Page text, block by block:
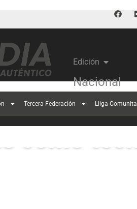
Edición
Nacional
Tercera Federación Lliga
como